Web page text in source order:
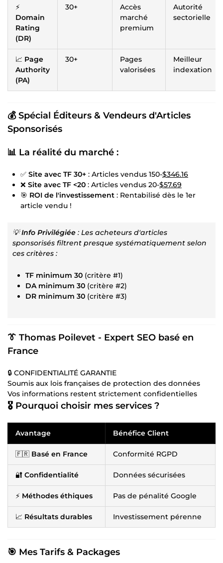
⚡
Domain
Rating
(DR)
30+
Accès
marché
premium
Autorité
sectorielle
📈 Page
Authority
(PA)
30+
Pages
valorisées
Meilleur
indexation
💰Spécial Éditeurs & Vendeurs d'Articles
Sponsorisés
📊 La réalité du marché :
✅ Site avec TF 30+ : Articles vendus 150-$346.16
❌ Site avec TF <20 : Articles vendus 20-$57.69
🎯 ROI de l'investissement : Rentabilisé dès le 1er
article vendu !
💡Info Privilégiée : Les acheteurs d'articles
sponsorisés filtrent presque systématiquement selon
ces critères :
TF minimum 30 (critère #1)
DA minimum 30 (critère #2)
DR minimum 30 (critère #3)
👔 Thomas Poilevet - Expert SEO basé en
France
🔒 CONFIDENTIALITÉ GARANTIE
Soumis aux lois françaises de protection des données
Vos informations restent strictement confidentielles
🎖️ Pourquoi choisir mes services ?
Avantage Bénéfice Client
🇫🇷 Basé en France Conformité RGPD
🔐 Confidentialité Données sécurisées
⚡ Méthodes éthiques Pas de pénalité Google
📈 Résultats durables Investissement pérenne
🎯 Mes Tarifs & Packages